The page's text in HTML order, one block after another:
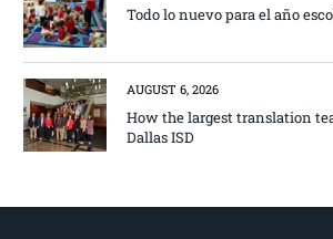
Todo lo nuevo para el año
AUGUST 6, 2026
How the largest translation
Dallas ISD